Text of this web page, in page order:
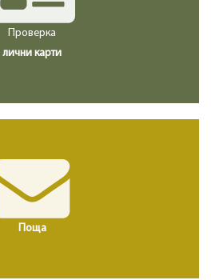
Проверка
лични карти
Поща